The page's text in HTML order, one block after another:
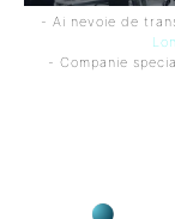
- Ai nevoie de
- Companie